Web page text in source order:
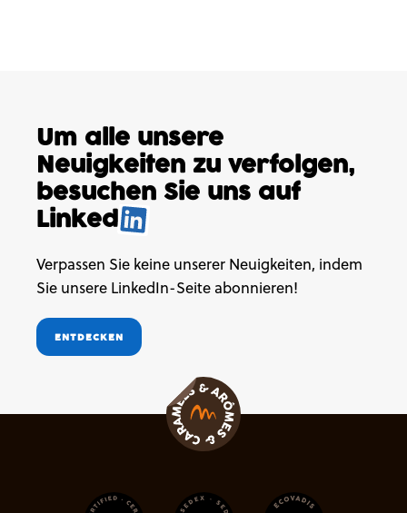
Um alle unsere
Neuigkeiten zu verfolgen,
besuchen Sie uns auf
Linked.
Verpassen Sie keine unserer Neuigkeiten, indem
Sie unsere LinkedIn-Seite abonnieren!
ENTDECKEN